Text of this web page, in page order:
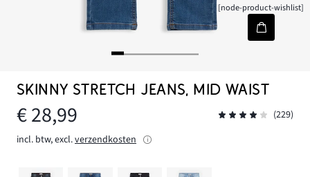
[node-product-wishlist]
SKINNY STRETCH JEANS, MID WAIST
€ 28,99
(229)
incl. btw, excl.verzendkosten